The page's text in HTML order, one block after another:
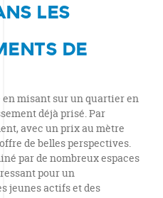
LES
DE
misant sur un quartier en
déjà prisé. Par
avec un prix au mètre
de belles perspectives.
par de nombreux espaces
pour un
jeunes actifs et des